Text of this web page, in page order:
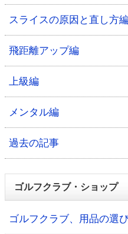
スライスの原因と直し方編
飛距離アップ編
上級編
メンタル編
過去の記事
ゴルフクラブ・ショップ
ゴルフクラブ、用品の選